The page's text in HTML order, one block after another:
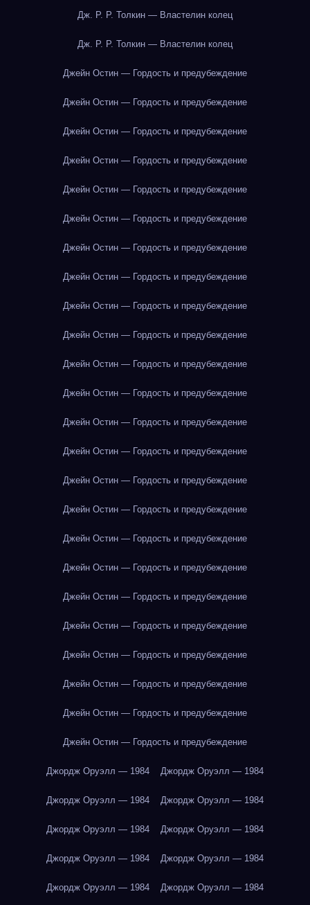
Дж. Р. Р. Толкин — Властелин колец
Дж. Р. Р. Толкин — Властелин колец
Джейн Остин — Гордость и предубеждение
Джейн Остин — Гордость и предубеждение
Джейн Остин — Гордость и предубеждение
Джейн Остин — Гордость и предубеждение
Джейн Остин — Гордость и предубеждение
Джейн Остин — Гордость и предубеждение
Джейн Остин — Гордость и предубеждение
Джейн Остин — Гордость и предубеждение
Джейн Остин — Гордость и предубеждение
Джейн Остин — Гордость и предубеждение
Джейн Остин — Гордость и предубеждение
Джейн Остин — Гордость и предубеждение
Джейн Остин — Гордость и предубеждение
Джейн Остин — Гордость и предубеждение
Джейн Остин — Гордость и предубеждение
Джейн Остин — Гордость и предубеждение
Джейн Остин — Гордость и предубеждение
Джейн Остин — Гордость и предубеждение
Джейн Остин — Гордость и предубеждение
Джейн Остин — Гордость и предубеждение
Джейн Остин — Гордость и предубеждение
Джейн Остин — Гордость и предубеждение
Джейн Остин — Гордость и предубеждение
Джейн Остин — Гордость и предубеждение
Джордж Оруэлл — 1984 Джордж Оруэлл — 1984
Джордж Оруэлл — 1984 Джордж Оруэлл — 1984
Джордж Оруэлл — 1984 Джордж Оруэлл — 1984
Джордж Оруэлл — 1984 Джордж Оруэлл — 1984
Джордж Оруэлл — 1984 Джордж Оруэлл — 1984